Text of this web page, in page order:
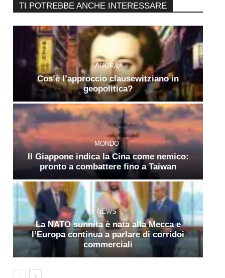
TI POTREBBE ANCHE INTERESSARE
AGORÀ
Cos’è l’approccio clausewitziano in
geopolitica?
MONDO
Il Giappone indica la Cina come nemico:
pronto a combattere fino a Taiwan
NEWS
La NATO sunnita è nata alla Mecca e
l’Europa continua a parlare di corridoi
commerciali